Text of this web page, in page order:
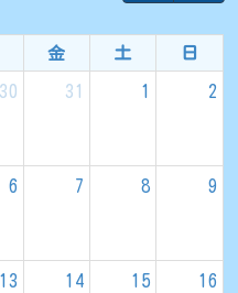
金 土 日
30 31 1 2
6 7 8 9
13 14 15 16